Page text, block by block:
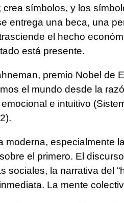
crea símbolos, y los
entrega una beca, una
el hecho
está presente.
premio Nobel de
el mundo desde la
e intuitivo
moderna, especialmente
el primero. El
sociales, la narrativa del
La mente